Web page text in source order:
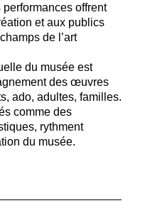
offrent
et aux publics
de l’art
du musée est
des œuvres
ado, adultes, familles.
comme des
rythment
du musée.